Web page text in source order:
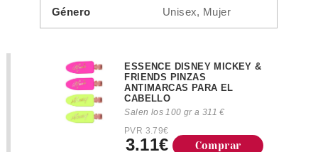
Género
Unisex, Mujer
ESSENCE DISNEY MICKEY &
FRIENDS PINZAS
ANTIMARCAS PARA EL
CABELLO
Salen los 100 gr a 311 €
PVR 3.79€
3.11€ Comprar